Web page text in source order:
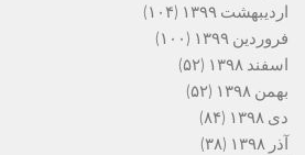
اردیبهشت ۱۳۹۹
(۱۰۴)
فروردین ۱۳۹۹
(۱۰۰)
اسفند ۱۳۹۸
(۵۲)
بهمن ۱۳۹۸
(۵۲)
دی ۱۳۹۸
(۸۴)
آذر ۱۳۹۸
(۳۸)